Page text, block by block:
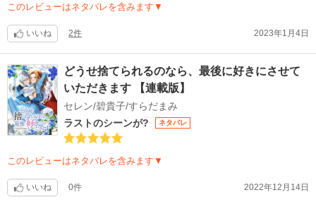
このレビューはネタバレを含みます▼
いいね 2件 2023年1月4日
どうせ捨てられるのなら、最後に好きにさせて
いただきます 【連載版】
セレン/碧貴子/すらだまみ
ラストのシーンが?
ネタバレ
このレビューはネタバレを含みます▼
いいね 0件 2022年12月14日